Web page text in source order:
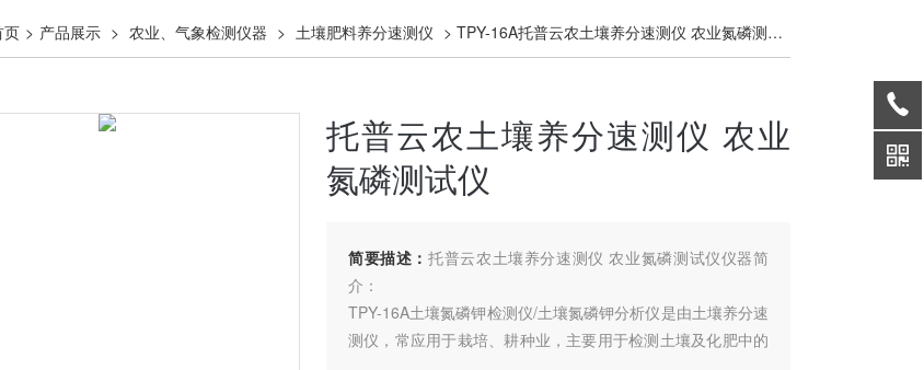
页 > 产品展示 > 农业、气象检测仪器 > 土壤肥料养分速测仪 > TPY-16A托普云农土壤养分速测仪 农业氮磷测试仪
托普云农土壤养分速测仪 农业
氮磷测试仪
简要描述：托普云农土壤养分速测仪 农业氮磷测试仪仪器简
介：
TPY-16A土壤氮磷钾检测仪/土壤氮磷钾分析仪是由土壤养分速
测仪，常应用于栽培、耕种业，主要用于检测土壤及化肥中的